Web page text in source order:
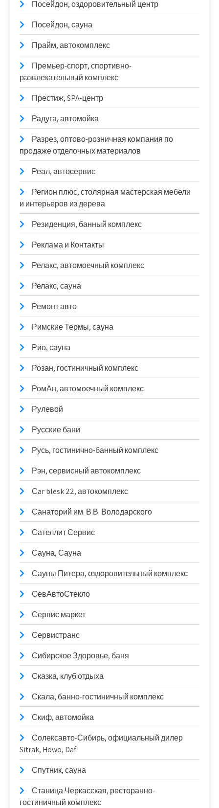
Посейдон, оздоровительный центр
Посейдон, сауна
Прайм, автокомплекс
Премьер-спорт, спортивно-
развлекательный комплекс
Престиж, SPA-центр
Радуга, автомойка
Разрез, оптово-розничная компания по
продаже отделочных материалов
Реал, автосервис
Регион плюс, столярная мастерская мебели
и интерьеров из дерева
Резиденция, банный комплекс
Реклама и Контакты
Релакс, автомоечный комплекс
Релакс, сауна
Ремонт авто
Римские Термы, сауна
Рио, сауна
Розан, гостиничный комплекс
РомАн, автомоечный комплекс
Рулевой
Русские бани
Русь, гостинично-банный комплекс
Рэн, сервисный автокомплекс
Сar blesk 22, автокомплекс
Санаторий им. В.В. Володарского
Сателлит Сервис
Сауна, Сауна
Сауны Питера, оздоровительный комплекс
СевАвтоСтекло
Сервис маркет
Сервистранс
Сибирское Здоровье, баня
Сказка, клуб отдыха
Скала, банно-гостиничный комплекс
Скиф, автомойка
Солексавто-Сибирь, официальный дилер
Sitrak, Howo, Daf
Спутник, сауна
Станица Черкасская, ресторанно-
гостиничный комплекс